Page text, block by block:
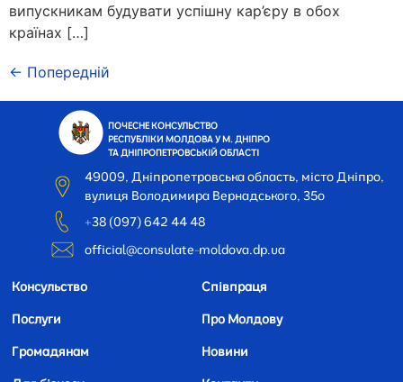
випускникам будувати успішну кар’єру в обох
країнах […]
← Попередній
ПОЧЕСНЕ КОНСУЛЬСТВО
РЕСПУБЛІКИ МОЛДОВА У М. ДНІПРО
ТА ДНІПРОПЕТРОВСЬКІЙ ОБЛАСТІ
49009, Дніпропетровська область, місто Дніпро,
вулиця Володимира Вернадського, 35o
+38 (097) 642 44 48
official@consulate-moldova.dp.ua
Консульство
Послуги
Громадянам
Співпраця
Про Молдову
Новини